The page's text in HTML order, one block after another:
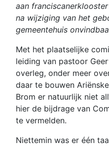
aan
na wijziging van het
gemeentehuis
Met het plaatselijke
leiding van pastoor
overleg, onder meer
daar te bouwen
Brom er natuurlijk niet
hier de bijdrage van
te vermelden.
Niettemin was er één